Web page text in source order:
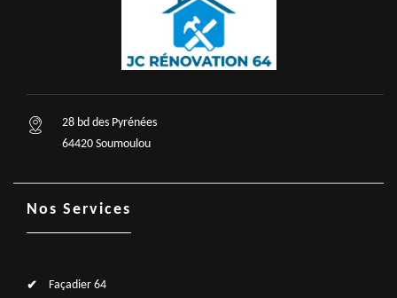
28 bd des Pyrénées
64420 Soumoulou
Nos Services
Façadier 64